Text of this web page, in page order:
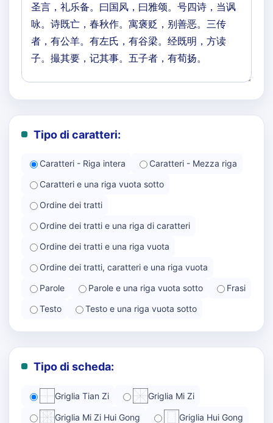
Tipo di caratteri:
Caratteri - Riga intera
Caratteri - Mezza riga
Caratteri e una riga vuota sotto
Ordine dei tratti
Ordine dei tratti e una riga di caratteri
Ordine dei tratti e una riga vuota
Ordine dei tratti, caratteri e una riga vuota
Parole
Parole e una riga vuota sotto
Frasi
Testo
Testo e una riga vuota sotto
Tipo di scheda:
Griglia Tian Zi Griglia Mi Zi
Griglia Mi Zi Hui Gong Griglia Hui Gong